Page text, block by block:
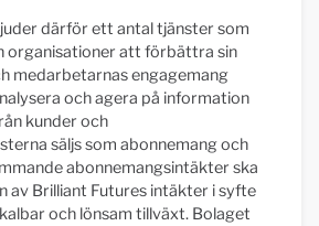
därför ett antal tjänster som
organisationer att förbättra sin
medarbetarnas engagemang
och agera på information
kunder och
säljs som abonnemang och
abonnemangsintäkter ska
av Brilliant Futures intäkter i syfte
och lönsam tillväxt. Bolaget